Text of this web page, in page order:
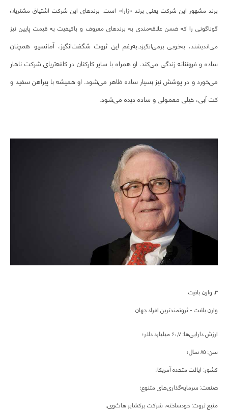
برند مشهور این شرکت یعنی برند «زارا» است. برندهای این شرکت اشتیاق مشتریان
گوناگونی را که ضمن علاقه‌مندی به برندهای معروف و باکیفیت به قیمت پایین نیز
می‌اندیشند، به‌خوبی برمی‌انگیزد.به‌رغم این ثروت شگفت‌انگیز، آمانسیو همچنان
ساده و فروتنانه زندگی می‌کند. او همراه با سایر کارکنان در کافه‌تریای شرکت ناهار
می‌خورد و در پوشش نیز بسیار ساده ظاهر می‌شود. او همیشه با پیراهن سفید و
کت آبی، خیلی معمولی و ساده دیده می‌شود.
۳. وارِن بافِت
وارن بافت - ثروتمندترین افراد جهان
ارزش دارایی‌ها: ۶۰,۷ میلیارد دلار؛
سن: ۸۵ سال؛
کشور: ایالت متحده آمریکا؛
صنعت: سرمایه‌گذاری‌های متنوع؛
منبع ثروت: خودساخته، شرکت برکشایر هاث‌وِی.